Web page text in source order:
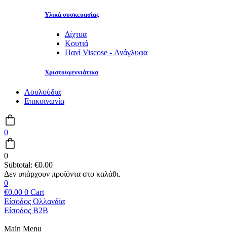
Υλικά συσκευασίας
Δίχτυα
Κουτιά
Πανί Viscose - Ανάγλυφα
Χριστουγεννιάτικα
Λουλούδια
Επικοινωνία
0
0
Subtotal: €0.00
0
€0.00 0 Cart
Είσοδος Ολλανδία
Είσοδος B2B
Main Menu